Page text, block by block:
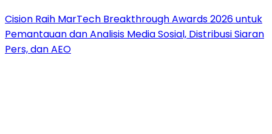
Cision Raih MarTech Breakthrough Awards 2026 untuk
Pemantauan dan Analisis Media Sosial, Distribusi Siaran
Pers, dan AEO